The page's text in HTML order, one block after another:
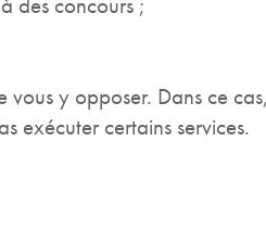
y opposer. Dans ce
exécuter certains services.